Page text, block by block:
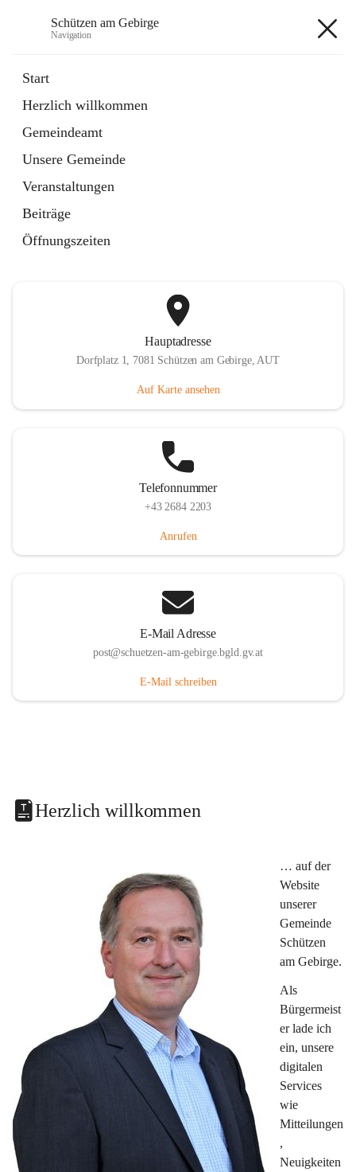
Schützen am Gebirge
Navigation
Start
Herzlich willkommen
Gemeindeamt
Unsere Gemeinde
Veranstaltungen
Beiträge
Öffnungszeiten
1 Schnellzugriff
Vereine
Artikel
öffnet
in
neuem
Tab
Hauptadresse
Dorfplatz 1, 7081 Schützen am Gebirge, AUT
Auf Karte ansehen
Telefonnummer
+43 2684 2203
Anrufen
E-Mail Adresse
post@schuetzen-am-gebirge.bgld.gv.at
E-Mail schreiben
Herzlich willkommen
… auf der
Website
unserer
Gemeinde
Schützen
am Gebirge.
Als
Bürgermeist
er lade ich
ein, unsere
digitalen
Services
wie
Mitteilungen
,
Neuigkeiten